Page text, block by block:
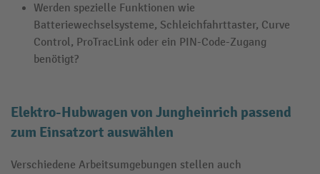
Werden spezielle Funktionen wie
Batteriewechselsysteme, Schleichfahrttaster, Curve
Control, ProTracLink oder ein PIN-Code-Zugang
benötigt?
Elektro-Hubwagen von Jungheinrich passend
zum Einsatzort auswählen
Verschiedene Arbeitsumgebungen stellen auch